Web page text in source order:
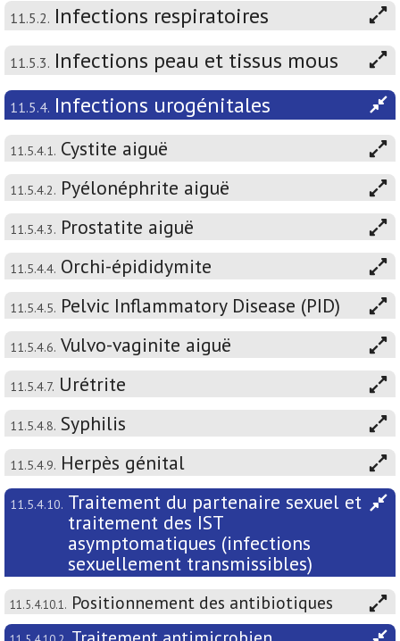
11.5.2. Infections respiratoires
11.5.3. Infections peau et tissus mous
11.5.4. Infections urogénitales
11.5.4.1. Cystite aiguë
11.5.4.2. Pyélonéphrite aiguë
11.5.4.3. Prostatite aiguë
11.5.4.4. Orchi-épididymite
11.5.4.5. Pelvic Inflammatory Disease (PID)
11.5.4.6. Vulvo-vaginite aiguë
11.5.4.7. Urétrite
11.5.4.8. Syphilis
11.5.4.9. Herpès génital
11.5.4.10. Traitement du partenaire sexuel et
traitement des IST
asymptomatiques (infections
sexuellement transmissibles)
11.5.4.10.1. Positionnement des antibiotiques